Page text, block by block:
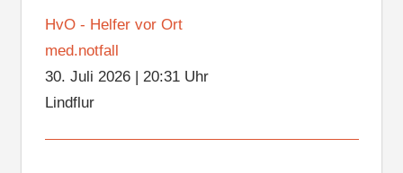
HvO - Helfer vor Ort
med.notfall
30. Juli 2026| 20:31 Uhr
Lindflur